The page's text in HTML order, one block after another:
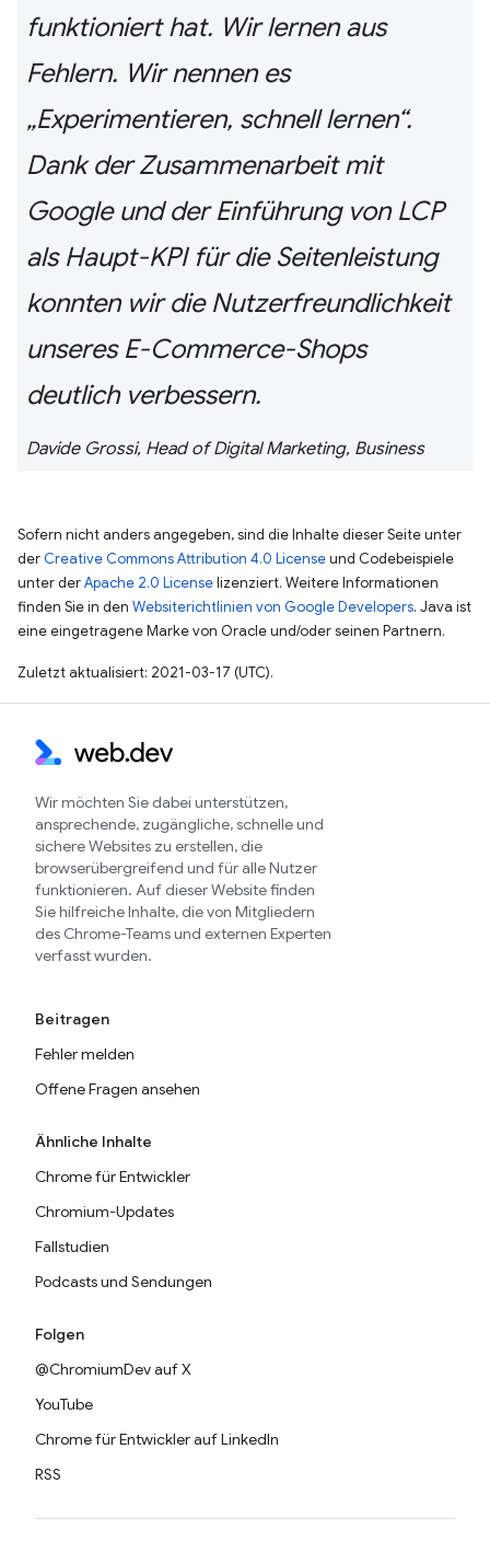
funktioniert hat. Wir lernen aus
Fehlern. Wir nennen es
„Experimentieren, schnell lernen“.
Dank der Zusammenarbeit mit
Google und der Einführung von LCP
als Haupt-KPI für die Seitenleistung
konnten wir die Nutzerfreundlichkeit
unseres E-Commerce-Shops
deutlich verbessern.
Davide Grossi, Head of Digital Marketing, Business
Sofern nicht anders angegeben, sind die Inhalte dieser Seite unter
der Creative Commons Attribution 4.0 Licenseund Codebeispiele
unter derApache 2.0 Licenselizenziert. Weitere Informationen
finden Sie in den Websiterichtlinien von Google Developers. Java ist
eine eingetragene Marke von Oracle und/oder seinen Partnern.
Zuletzt aktualisiert: 2021-03-17 (UTC).
Wir möchten Sie dabei unterstützen,
ansprechende, zugängliche, schnelle und
sichere Websites zu erstellen, die
browserübergreifend und für alle Nutzer
funktionieren. Auf dieser Website finden
Sie hilfreiche Inhalte, die von Mitgliedern
des Chrome-Teams und externen Experten
verfasst wurden.
Beitragen
Fehler melden
Offene Fragen ansehen
Ähnliche Inhalte
Chrome für Entwickler
Chromium-Updates
Fallstudien
Podcasts und Sendungen
Folgen
@ChromiumDev auf X
YouTube
Chrome für Entwickler auf LinkedIn
RSS